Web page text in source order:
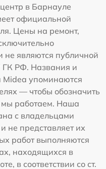
в Барнауле
официальной
Цены на ремонт,
не являются публичной
ГК РФ. Названия и
Midea упоминаются
— чтобы обозначить
мы работаем. Наша
с владельцами
не представляет их
работ выполняются
находящихся в
в соответствии со ст.